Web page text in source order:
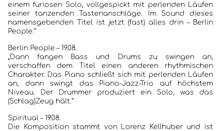
einem furiosen Solo, vollgespickt mit perlenden Läufen
seiner tanzenden Tastenanschläge. Im Sound dieses
namensgebenden Titel ist jetzt (fast) alles drin – Berlin
People.“
Berlin People – 19.08.
„Dann fangen Bass und Drums zu swingen an,
verschaffen dem Titel einen anderen rhythmischen
Charakter. Das Piano schließt sich mit perlenden Läufen
an, dann swingt das Piano-Jazz-Trio auf höchstem
Niveau. Der Drummer produziert ein Solo, was das
(Schlag)Zeug hält.“
Spiritual – 19.08.
Die Komposition stammt von Lorenz Kellhuber und ist